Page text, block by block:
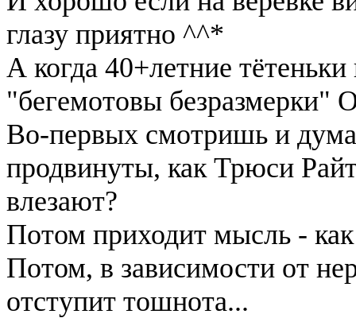
глазу приятно ^^*
А когда 40+летние
"бегемотовы безразмерки"
Во-первых смотришь и
продвинуты, как Трюси
влезают?
Потом приходит мысль - как
Потом, в зависимости от
отступит тошнота...